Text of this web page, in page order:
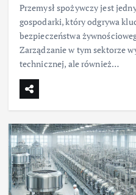
Przemysł spożywczy jest
gospodarki, który odgrywa
bezpieczeństwa
Zarządzanie w tym sektorze
technicznej, ale również…